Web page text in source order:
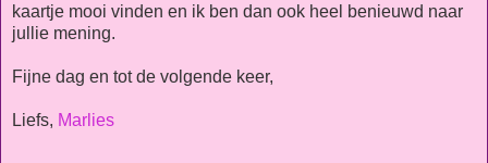
kaartje mooi vinden en ik ben dan ook heel benieuwd naar
jullie mening.
Fijne dag en tot de volgende keer,
Liefs, Marlies